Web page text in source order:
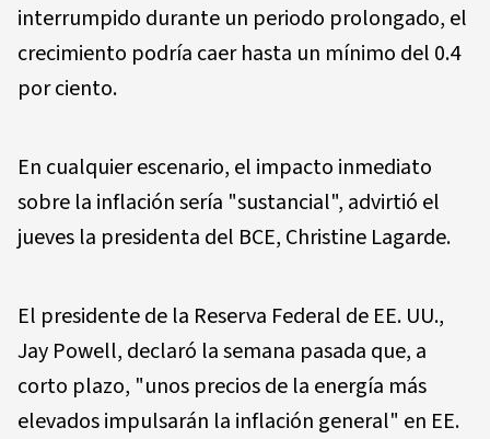
interrumpido durante un periodo prolongado, el
crecimiento podría caer hasta un mínimo del 0.4
por ciento.
En cualquier escenario, el impacto inmediato
sobre la inflación sería "sustancial", advirtió el
jueves la presidenta del BCE, Christine Lagarde.
El presidente de la Reserva Federal de EE. UU.,
Jay Powell, declaró la semana pasada que, a
corto plazo, "unos precios de la energía más
elevados impulsarán la inflación general" en EE.